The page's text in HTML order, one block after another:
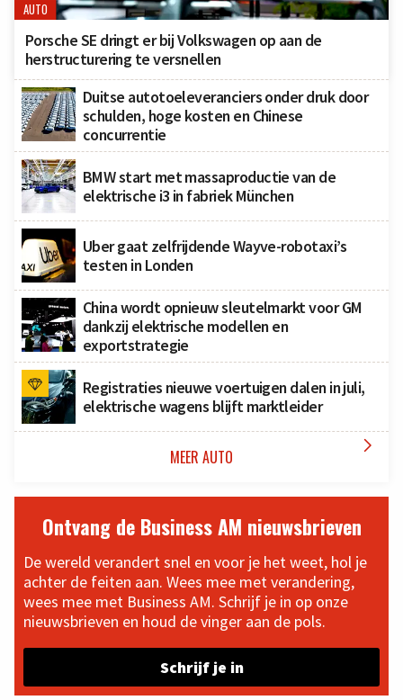
AUTO
Porsche SE dringt er bij Volkswagen op aan de
herstructurering te versnellen
Duitse autotoeleveranciers onder druk door
schulden, hoge kosten en Chinese
concurrentie
BMW start met massaproductie van de
elektrische i3 in fabriek München
Uber gaat zelfrijdende Wayve-robotaxi’s
testen in Londen
China wordt opnieuw sleutelmarkt voor GM
dankzij elektrische modellen en
exportstrategie
Registraties nieuwe voertuigen dalen in juli,
elektrische wagens blijft marktleider
MEER AUTO 
Ontvang de Business AM nieuwsbrieven
De wereld verandert snel en voor je het weet, hol je
achter de feiten aan. Wees mee met verandering,
wees mee met Business AM. Schrijf je in op onze
nieuwsbrieven en houd de vinger aan de pols.
Schrijf je in